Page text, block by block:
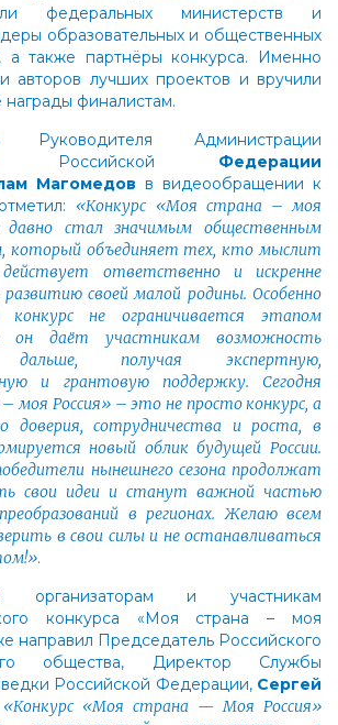
федеральных министерств и
образовательных и общественных
а также партнёры конкурса. Именно
авторов лучших проектов и вручили
финалистам.
Руководителя Администрации
Российской Федерации
Магомедов в видеообращении к
«Конкурс «Моя страна – моя
давно стал значимым общественным
который объединяет тех, кто мыслит
ответственно и искренне
своей малой родины. Особенно
не ограничивается этапом
он даёт участникам возможность
дальше, получая экспертную,
и грантовую поддержку. Сегодня
моя Россия» – это не просто конкурс, а
доверия, сотрудничества и роста, в
новый облик будущей России.
нынешнего сезона продолжат
свои идеи и станут важной частью
в регионах. Желаю всем
в свои силы и не останавливаться
.
организаторам и участникам
конкурса «Моя страна – моя
направил Председатель Российского
общества, Директор Службы
Российской Федерации, Сергей
«Конкурс «Моя страна — Моя Россия»